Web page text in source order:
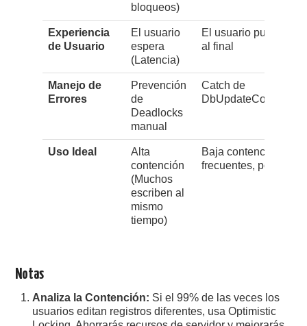
bloqueos)
Experiencia
de Usuario
El usuario
espera
(Latencia)
El usuario puede
al final
Manejo de
Errores
Prevención
de
Deadlocks
manual
Catch de
Uso Ideal
Alta
contención
(Muchos
escriben al
mismo
tiempo)
Baja contención
frecuentes, pocas
Notas
Analiza la Contención: Si el 99% de las veces los
usuarios editan registros diferentes, usa Optimistic